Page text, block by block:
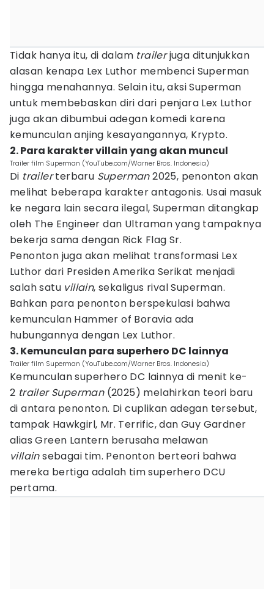
Tidak hanya itu, di dalam trailerjuga ditunjukkan
alasan kenapa Lex Luthor membenci Superman
hingga menahannya. Selain itu, aksi Superman
untuk membebaskan diri dari penjara Lex Luthor
juga akan dibumbui adegan komedi karena
kemunculan anjing kesayangannya, Krypto.
2. Para karakter villain yang akan muncul
Trailer film Superman (YouTube.com/Warner Bros. Indonesia)
Di trailerterbaru Superman2025, penonton akan
melihat beberapa karakter antagonis. Usai masuk
ke negara lain secara ilegal, Superman ditangkap
oleh The Engineer dan Ultraman yang tampaknya
bekerja sama dengan Rick Flag Sr.
Penonton juga akan melihat transformasi Lex
Luthor dari Presiden Amerika Serikat menjadi
salah satu villain, sekaligus rival Superman.
Bahkan para penonton berspekulasi bahwa
kemunculan Hammer of Boravia ada
hubungannya dengan Lex Luthor.
3. Kemunculan para superhero DC lainnya
Trailer film Superman (YouTube.com/Warner Bros. Indonesia)
Kemunculan superhero DC lainnya di menit ke-
2 trailer Superman (2025) melahirkan teori baru
di antara penonton. Di cuplikan adegan tersebut,
tampak Hawkgirl, Mr. Terrific, dan Guy Gardner
alias Green Lantern berusaha melawan
villainsebagai tim. Penonton berteori bahwa
mereka bertiga adalah tim superhero DCU
pertama.